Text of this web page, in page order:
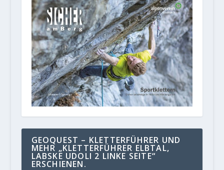
GEOQUEST – KLETTERFÜHRER UND
MEHR „KLETTERFÜHRER ELBTAL,
LABSKE UDOLI 2 LINKE SEITE“
ERSCHIENEN.